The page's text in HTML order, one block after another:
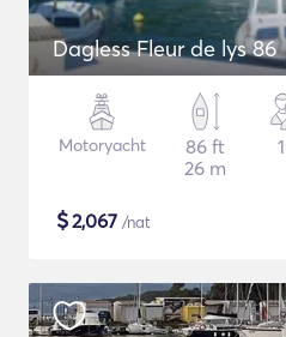
Dagless Fleur de lys 86
Motoryacht
86 ft
26 m
$2,067 /nat